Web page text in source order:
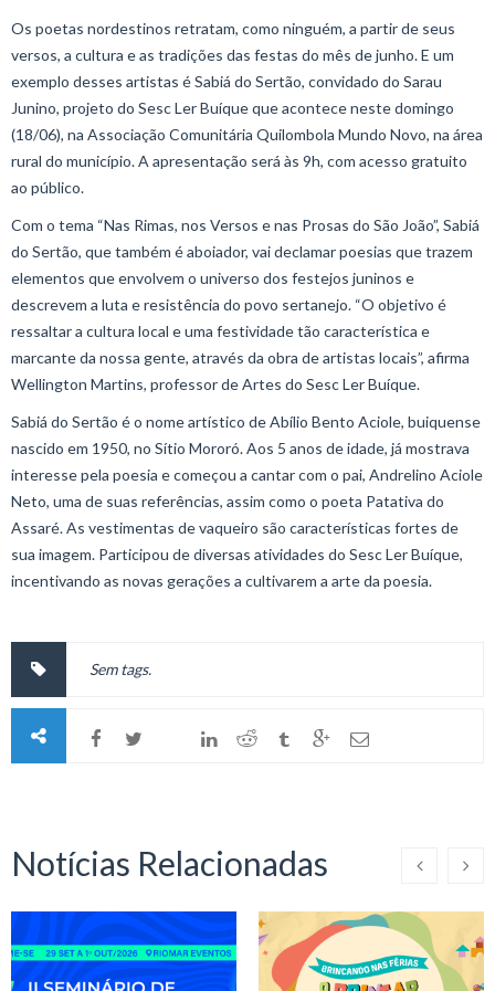
Os poetas nordestinos retratam, como ninguém, a partir de seus
versos, a cultura e as tradições das festas do mês de junho. E um
exemplo desses artistas é Sabiá do Sertão, convidado do Sarau
Junino, projeto do Sesc Ler Buíque que acontece neste domingo
(18/06), na Associação Comunitária Quilombola Mundo Novo, na área
rural do município. A apresentação será às 9h, com acesso gratuito
ao público.
Com o tema “Nas Rimas, nos Versos e nas Prosas do São João”, Sabiá
do Sertão, que também é aboiador, vai declamar poesias que trazem
elementos que envolvem o universo dos festejos juninos e
descrevem a luta e resistência do povo sertanejo. “O objetivo é
ressaltar a cultura local e uma festividade tão característica e
marcante da nossa gente, através da obra de artistas locais”, afirma
Wellington Martins, professor de Artes do Sesc Ler Buíque.
Sabiá do Sertão é o nome artístico de Abílio Bento Aciole, buiquense
nascido em 1950, no Sítio Mororó. Aos 5 anos de idade, já mostrava
interesse pela poesia e começou a cantar com o pai, Andrelino Aciole
Neto, uma de suas referências, assim como o poeta Patativa do
Assaré. As vestimentas de vaqueiro são características fortes de
sua imagem. Participou de diversas atividades do Sesc Ler Buíque,
incentivando as novas gerações a cultivarem a arte da poesia.
Sem tags.
Notícias Relacionadas